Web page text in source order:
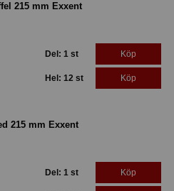
215 mm Exxent
Del: 1 st Köp
Hel: 12 st Köp
215 mm Exxent
Del: 1 st Köp